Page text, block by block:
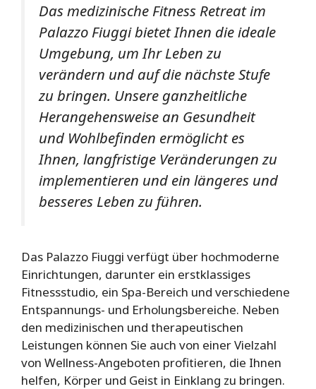
Das medizinische Fitness Retreat im
Palazzo Fiuggi bietet Ihnen die ideale
Umgebung, um Ihr Leben zu
verändern und auf die nächste Stufe
zu bringen. Unsere ganzheitliche
Herangehensweise an Gesundheit
und Wohlbefinden ermöglicht es
Ihnen, langfristige Veränderungen zu
implementieren und ein längeres und
besseres Leben zu führen.
Das Palazzo Fiuggi verfügt über hochmoderne
Einrichtungen, darunter ein erstklassiges
Fitnessstudio, ein Spa-Bereich und verschiedene
Entspannungs- und Erholungsbereiche. Neben
den medizinischen und therapeutischen
Leistungen können Sie auch von einer Vielzahl
von Wellness-Angeboten profitieren, die Ihnen
helfen, Körper und Geist in Einklang zu bringen.